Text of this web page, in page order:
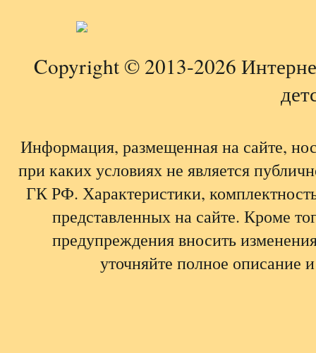
Copyright © 2013-2026
Информация, размещенная на сайте,
при каких условиях не является
ГК РФ. Характеристики,
представленных на сайте. Кроме
предупреждения вносить
уточняйте полное описание